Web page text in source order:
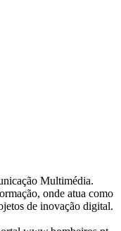
Multimédia.
onde atua como
de inovação digital.